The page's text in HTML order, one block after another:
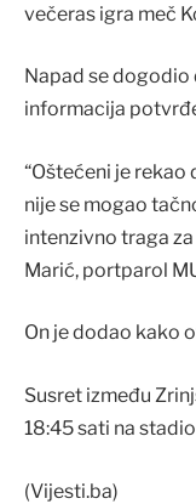
večeras igra meč
Napad se dogodio
informacija
“Oštećeni je rekao
nije se mogao
intenzivno traga
Marić, portparol
On je dodao kako
Susret između
18:45 sati na
(Vijesti.ba)